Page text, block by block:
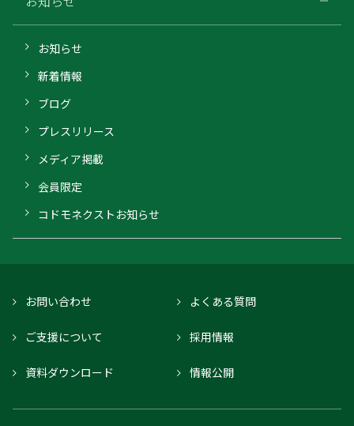
お知らせ
新着情報
ブログ
プレスリリース
メディア掲載
会員限定
コドモネクストお知らせ
お問い合わせ よくある質問
ご支援について 採用情報
資料ダウンロード 情報公開